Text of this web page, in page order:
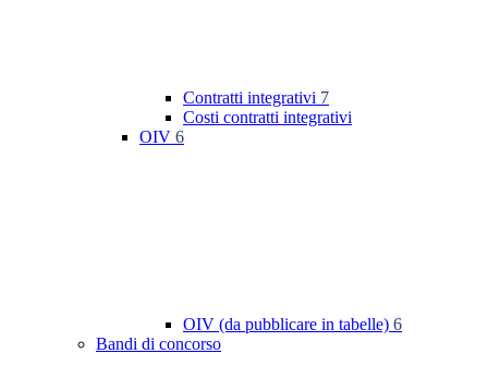
Contratti integrativi 7
Costi contratti integrativi
OIV 6
OIV (da pubblicare in tabelle) 6
Bandi di concorso